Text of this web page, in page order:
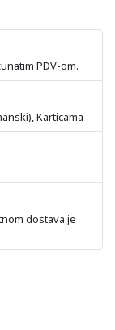
PDV-om.
Karticama
dostava je